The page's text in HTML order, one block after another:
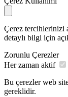
Çerez tercihlerinizi
detaylı bilgi için
Zorunlu Çerezler
Her zaman aktif
Bu çerezler web
gereklidir.